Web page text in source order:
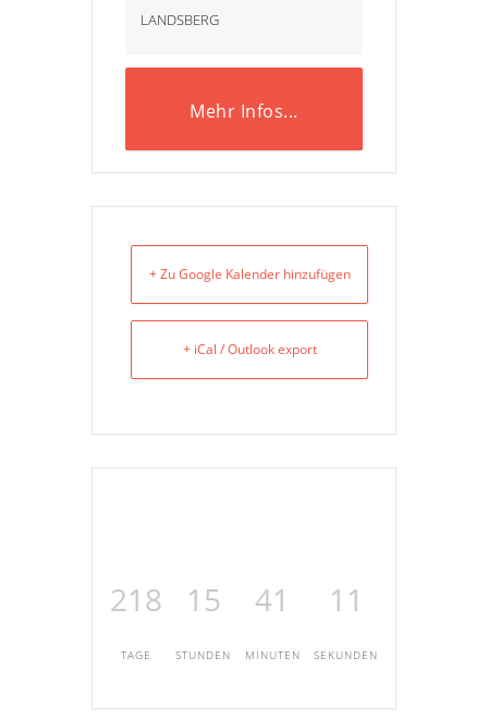
LANDSBERG
Mehr Infos...
+ Zu Google Kalender hinzufügen
+ iCal / Outlook export
218
TAGE
15
STUNDEN
41
MINUTEN
10
SEKUNDEN